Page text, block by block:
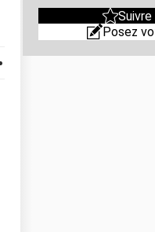
Posez